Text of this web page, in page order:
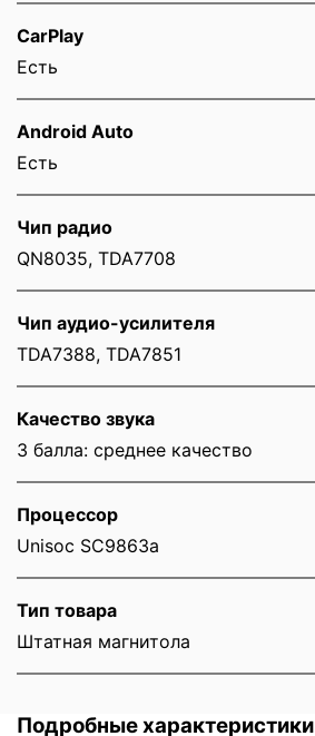
CarPlay
Есть
Android Auto
Есть
Чип радио
QN8035, TDA7708
Чип аудио-усилителя
TDA7388, TDA7851
Качество звука
3 балла: среднее качество
Процессор
Unisoc SC9863a
Тип товара
Штатная магнитола
Подробные характеристики